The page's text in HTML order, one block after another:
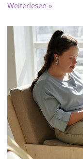
Weiterlesen »